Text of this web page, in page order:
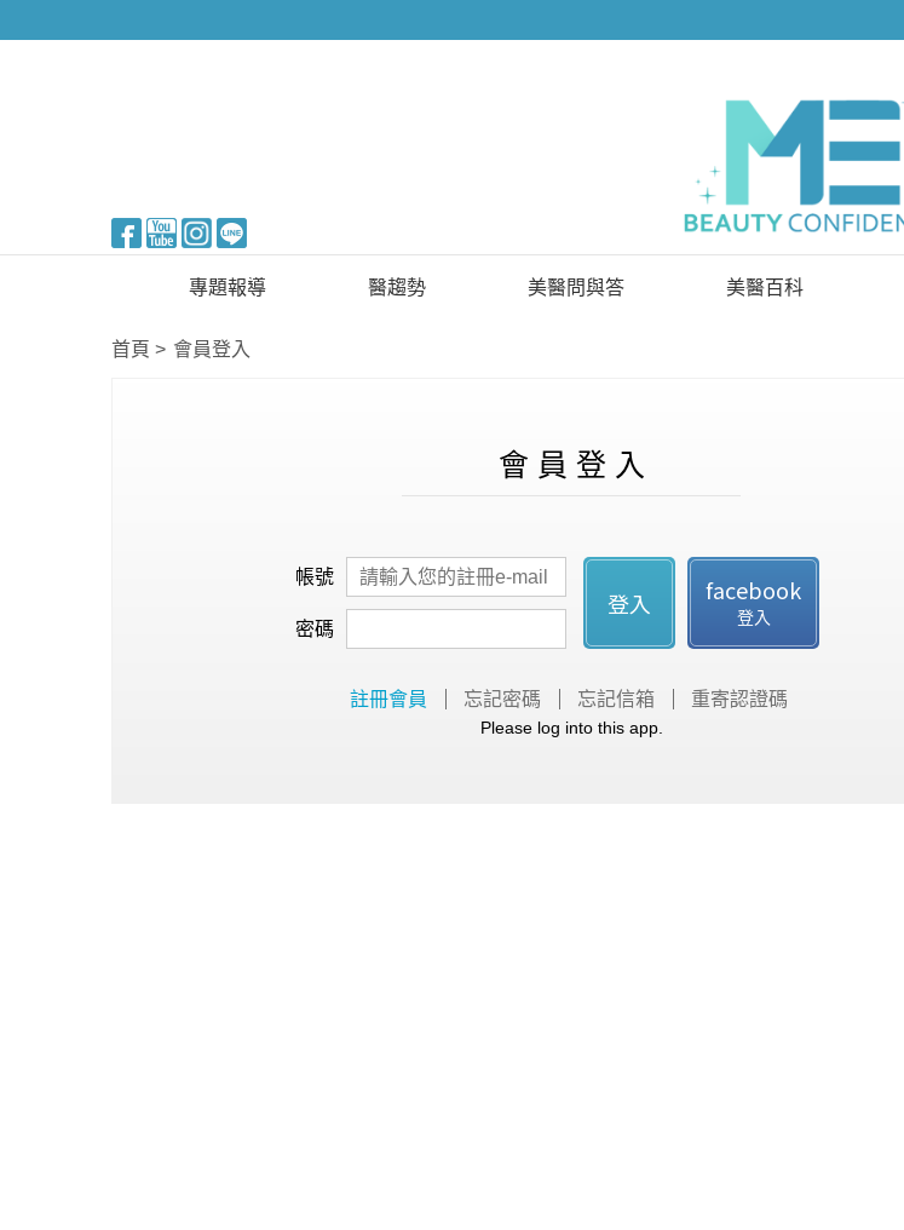
專題報導
新知快訊
醫趨勢 美醫問與答 美醫百科
首頁 會員登入
會 員 登 入
帳號
密碼
登入 facebook
登入
註冊會員 忘記密碼 忘記信箱 重寄認證碼
Please log into this app.